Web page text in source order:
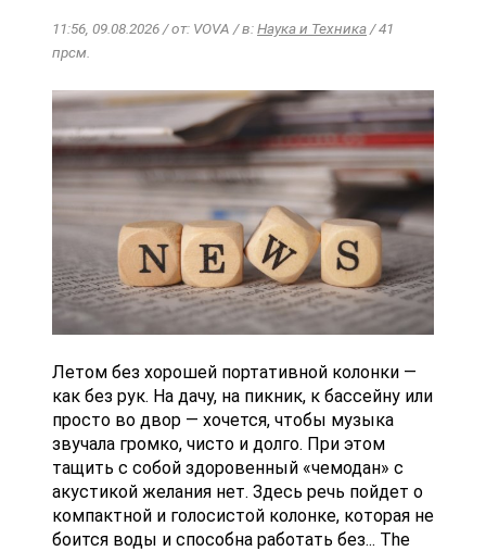
11:56, 09.08.2026 / от: VOVA / в:Наука и Техника/ 41
прсм.
Летом без хорошей портативной колонки —
как без рук. На дачу, на пикник, к бассейну или
просто во двор — хочется, чтобы музыка
звучала громко, чисто и долго. При этом
тащить с собой здоровенный «чемодан» с
акустикой желания нет. Здесь речь пойдет о
компактной и голосистой колонке, которая не
боится воды и способна работать без... The